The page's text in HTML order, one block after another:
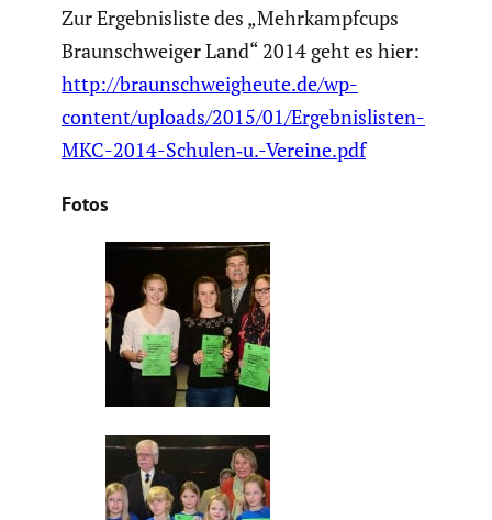
Zur Ergeb­nis­liste des „Mehrkampf­cups
Braun­schweiger Land“ 2014 geht es hier:
http://braunschweigheute.de/wp-
content/uploads/2015/01/Ergebnislisten-
MKC-2014-Schulen‑u.-Vereine.pdf
Fotos